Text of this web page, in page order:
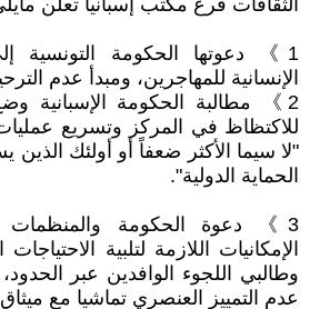
الثقافات فرع مكتب إسبانيا تعلن
1》 دعوتها الحكومة التونسية
الإنسانية للمهاجرين، ومبدأ عدم
2》 مطالبة الحكومة الإسبانية
للاكتظاظ في المركز وتسريع عمليات
"لا سيما الأكثر ضعفاً أو أولئك الذين
الحماية الدولية".
3》 دعوة الحكومة والمنظمات
الإمكانيات اللازمة لتلبية
وطالبي اللجوء الوافدين عبر
عدم التمييز العنصري تماشيا مع